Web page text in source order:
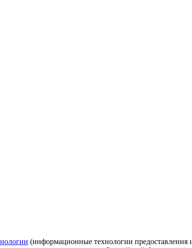
(информационные технологии предоставления